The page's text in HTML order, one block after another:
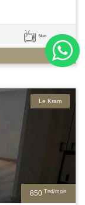
Non
850 Tnd/mois
Le Kram